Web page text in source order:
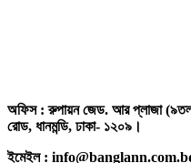
অফিস : রুপায়ন জেড. আর প্লাজা
রোড, ধানমন্ডি, ঢাকা- ১২০৯।
ইমেইল :